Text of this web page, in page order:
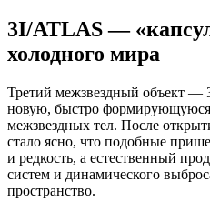
3I/ATLAS — «
холодного мира
Третий межзвездный объект
новую, быстро формирующуюся
межзвездных тел. После
стало ясно, что подобные
и редкость, а естественный
систем и динамического
пространство.